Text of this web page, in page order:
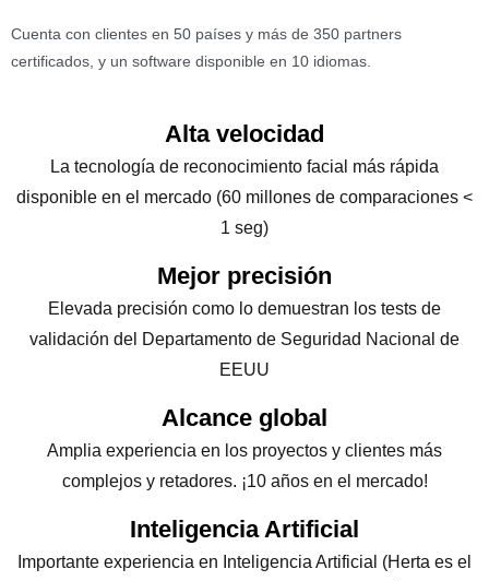
Cuenta con clientes en 50 países y más de 350 partners
certificados, y un software disponible en 10 idiomas.
Alta velocidad
La tecnología de reconocimiento facial más rápida
disponible en el mercado (60 millones de comparaciones <
1 seg)
Mejor precisión
Elevada precisión como lo demuestran los tests de
validación del Departamento de Seguridad Nacional de
EEUU
Alcance global
Amplia experiencia en los proyectos y clientes más
complejos y retadores. ¡10 años en el mercado!
Inteligencia Artificial
Importante experiencia en Inteligencia Artificial (Herta es el